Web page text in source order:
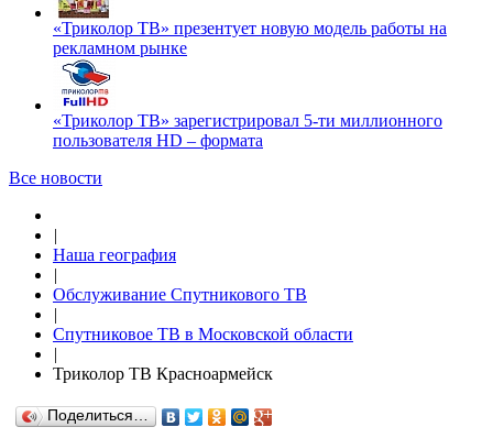
«Триколор ТВ» презентует новую модель работы на
рекламном рынке
«Триколор ТВ» зарегистрировал 5-ти миллионного
пользователя HD – формата
Все новости
|
Наша география
|
Обслуживание Спутникового ТВ
|
Спутниковое ТВ в Московской области
|
Триколор ТВ Красноармейск
Поделиться…